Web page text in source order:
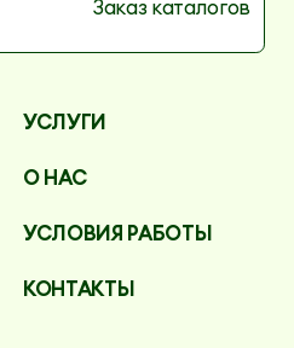
УСЛУГИ
О НАС
УСЛОВИЯ РАБОТЫ
КОНТАКТЫ